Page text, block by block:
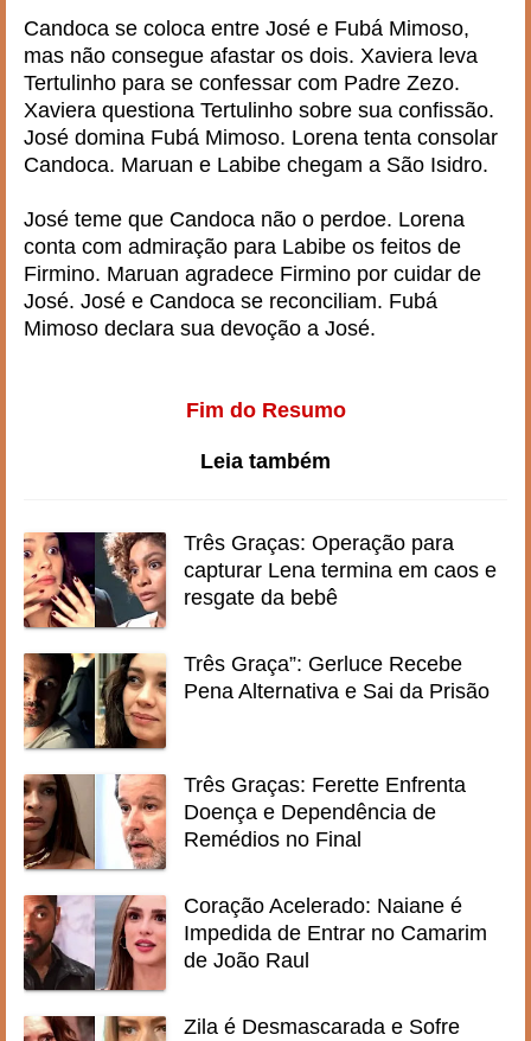
Candoca se coloca entre José e Fubá Mimoso,
mas não consegue afastar os dois. Xaviera leva
Tertulinho para se confessar com Padre Zezo.
Xaviera questiona Tertulinho sobre sua confissão.
José domina Fubá Mimoso. Lorena tenta consolar
Candoca. Maruan e Labibe chegam a São Isidro.
José teme que Candoca não o perdoe. Lorena
conta com admiração para Labibe os feitos de
Firmino. Maruan agradece Firmino por cuidar de
José. José e Candoca se reconciliam. Fubá
Mimoso declara sua devoção a José.
Fim do Resumo
Leia também
Três Graças: Operação para
capturar Lena termina em caos e
resgate da bebê
Três Graça”: Gerluce Recebe
Pena Alternativa e Sai da Prisão
Três Graças: Ferette Enfrenta
Doença e Dependência de
Remédios no Final
Coração Acelerado: Naiane é
Impedida de Entrar no Camarim
de João Raul
Zila é Desmascarada e Sofre